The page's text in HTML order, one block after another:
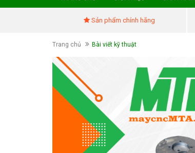
Sản phẩm chính hãng
Trang chủ Bài viết kỹ thuật